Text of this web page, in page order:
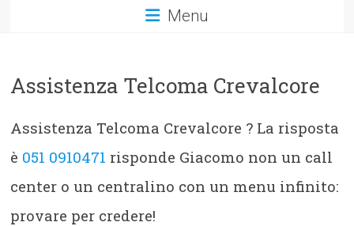
Menu
Assistenza Telcoma Crevalcore
Assistenza Telcoma Crevalcore ? La risposta
è 051 0910471 risponde Giacomo non un call
center o un centralino con un menu infinito:
provare per credere!